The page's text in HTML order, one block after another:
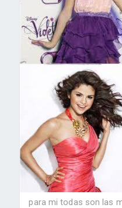
para mi todas son las